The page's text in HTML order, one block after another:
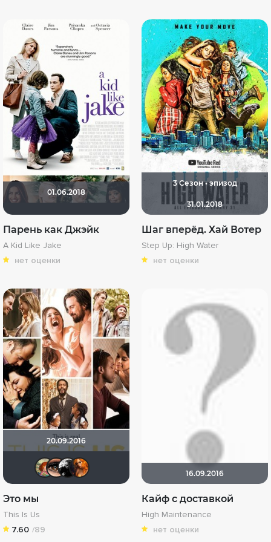
01.06.2018
Парень как Джэйк
A Kid Like Jake
нет оценки
3 Сезон • эпизод
31.01.2018
Шаг вперёд. Хай Вотер
Step Up: High Water
нет оценки
20.09.2016
vesnuschka
Зайка3000
Gi_JuInga_inga
Это мы
This Is Us
7.60 /89
16.09.2016
Кайф с доставкой
High Maintenance
нет оценки